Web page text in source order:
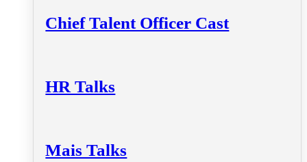
Chief Talent Officer Cast
HR Talks
Mais Talks